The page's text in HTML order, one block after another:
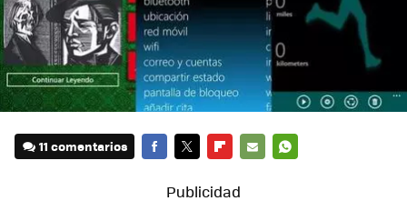
11 comentarios